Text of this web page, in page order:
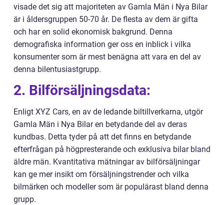
visade det sig att majoriteten av Gamla Män i Nya Bilar
är i åldersgruppen 50-70 år. De flesta av dem är gifta
och har en solid ekonomisk bakgrund. Denna
demografiska information ger oss en inblick i vilka
konsumenter som är mest benägna att vara en del av
denna bilentusiastgrupp.
2. Bilförsäljningsdata:
Enligt XYZ Cars, en av de ledande biltillverkarna, utgör
Gamla Män i Nya Bilar en betydande del av deras
kundbas. Detta tyder på att det finns en betydande
efterfrågan på högpresterande och exklusiva bilar bland
äldre män. Kvantitativa mätningar av bilförsäljningar
kan ge mer insikt om försäljningstrender och vilka
bilmärken och modeller som är populärast bland denna
grupp.